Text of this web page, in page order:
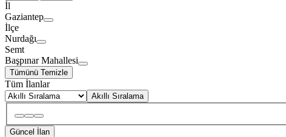
İl
Gaziantep
İlçe
Nurdağı
Semt
Başpınar Mahallesi
Tümünü Temizle
Tüm İlanlar
Akıllı Sıralama
Güncel İlan